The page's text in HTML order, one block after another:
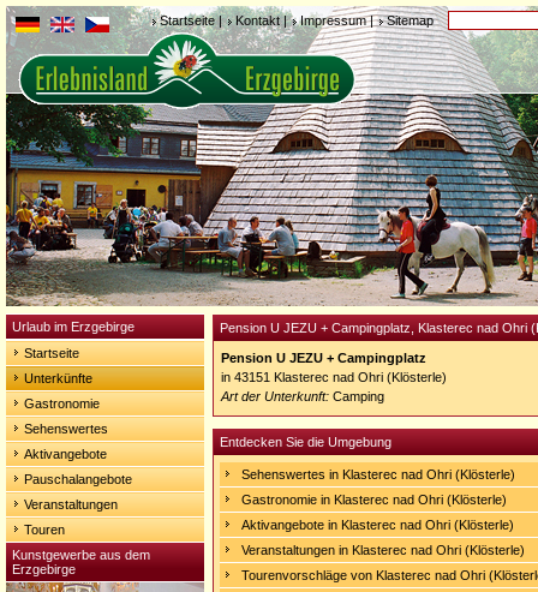
Startseite| Kontakt| Impressum| Sitemap
Urlaub im Erzgebirge
Startseite
Unterkünfte
Gastronomie
Sehenswertes
Aktivangebote
Pauschalangebote
Veranstaltungen
Touren
Kunstgewerbe aus dem
Erzgebirge
Pension U JEZU + Campingplatz, Klasterec nad Ohri
Pension U JEZU + Campingplatz
in 43151 Klasterec nad Ohri (Klösterle)
Art der Unterkunft: Camping
Entdecken Sie die Umgebung
Sehenswertes in Klasterec nad Ohri (Klösterle)
Gastronomie in Klasterec nad Ohri (Klösterle)
Aktivangebote in Klasterec nad Ohri (Klösterle)
Veranstaltungen in Klasterec nad Ohri (Klösterle)
Tourenvorschläge von Klasterec nad Ohri